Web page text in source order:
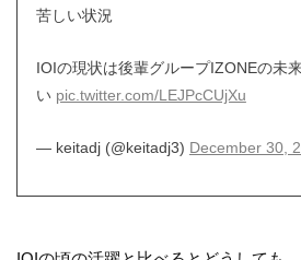
苦しい状況
IOIの現状は後輩グループIZONEの未
い pic.twitter.com/LEJPcCUjXu
— keitadj (@keitadj3) December 30,